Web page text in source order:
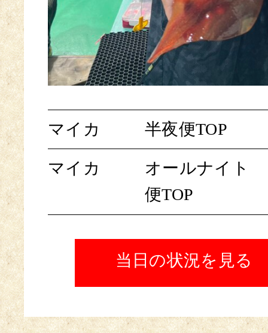
マイカ 半夜便TOP
マイカ
オールナイト
便TOP
当日の状況を見る